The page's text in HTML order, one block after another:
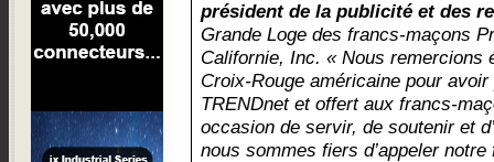
président de la publicité et des
Grande Loge des francs-maçons
Californie, Inc. « Nous remercions
Croix-Rouge américaine pour
TRENDnet et offert aux francs-
occasion de servir, de soutenir et
nous sommes fiers d’appeler notre